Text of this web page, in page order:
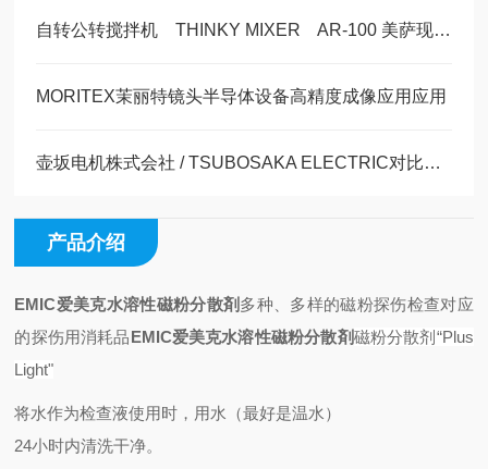
自转公转搅拌机 THINKY MIXER AR-100 美萨现货系列
MORITEX茉丽特镜头半导体设备高精度成像应用应用
壶坂电机株式会社 / TSUBOSAKA ELECTRIC对比度仪CT-1半导体前端制程
产品介绍
EMIC爱美克水溶性磁粉分散剤 多种、多样的磁粉探伤检查对应
的探伤用消耗品EMIC爱美克水溶性磁粉分散剤磁粉分散剂“Plus
Light"
将水作为检查液使用时，用水（最好是温水）
24小时内清洗干净。